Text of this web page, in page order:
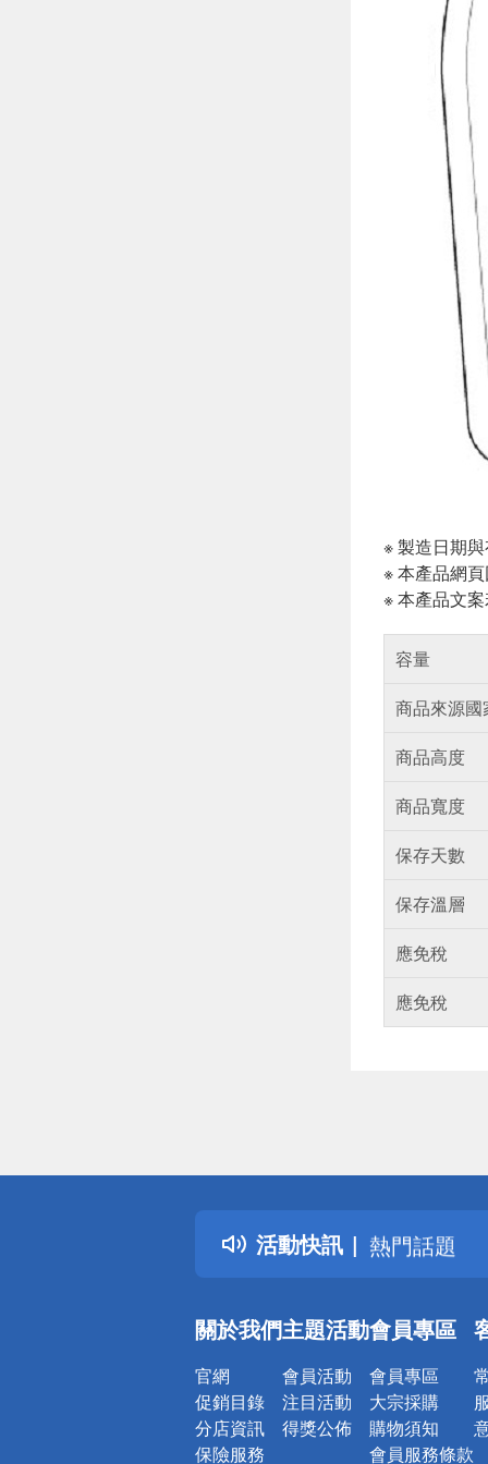
※ 製造日期
※ 本產品網
※ 本產品文
容量
商品來源國
商品高度
商品寬度
保存天數
保存溫層
應免稅
應免稅
活動快訊
詐騙網頁！
得獎公告
熱門話題
銀行優惠
詐騙網頁！
關於我們
官網
促銷目錄
分店資訊
保險服務
主題活動
會員活動
注目活動
得獎公佈
會員專區
會員專區
大宗採購
購物須知
會員服務條款